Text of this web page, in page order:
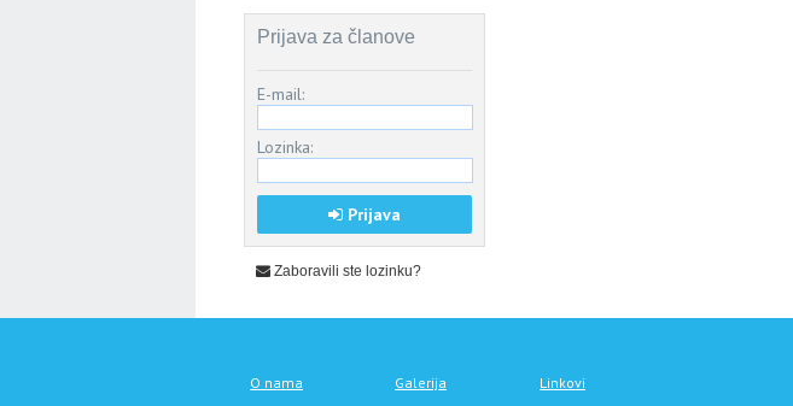
Prijava za članove
E-mail:
Lozinka:
Prijava
Zaboravili ste lozinku?
O nama Galerija
Linkovi